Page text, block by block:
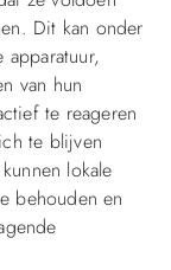
Dit kan onder
apparatuur,
van hun
te reageren
te blijven
lokale
behouden en